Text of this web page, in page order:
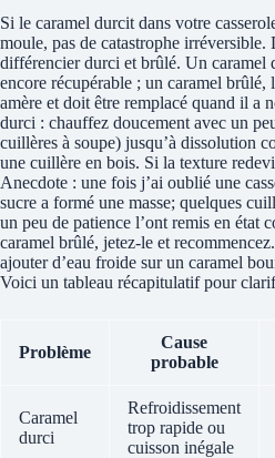
Si le caramel durcit dans votre
moule, pas de catastrophe irréversible.
différencier durci et brûlé. Un caramel
encore récupérable ; un caramel brûlé,
amère et doit être remplacé quand il a
durci : chauffez doucement avec un
cuillères à soupe) jusqu’à dissolution
une cuillère en bois. Si la texture
Anecdote : une fois j’ai oublié une
sucre a formé une masse; quelques
un peu de patience l’ont remis en état
caramel brûlé, jetez-le et
ajouter d’eau froide sur un caramel
Voici un tableau récapitulatif pour
Problème
Cause
probable
Caramel
durci
Refroidissement
trop rapide ou
cuisson inégale